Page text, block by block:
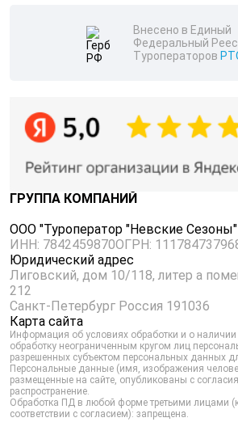
ГРУППА КОМПАНИЙ
ООО "Туроператор "Невские Сезоны"
ИНН: 7842459870ОГРН:
Юридический адрес
Лиговский, дом 10/118, литер а
212
Санкт-Петербург Россия 191036
Карта сайта
Информация об условиях обработки и о наличии
обработку неограниченным кругом лиц
разрешенных субъектом персональных данных
Персональные данные (имя, изображения
размещенные на сайте, опубликованы с
распространение.
Обработка ПД в любой форме третьими лицами
соответствии с согласием): запрещена.
Внесено в Единый
Федеральный
Туроператоров